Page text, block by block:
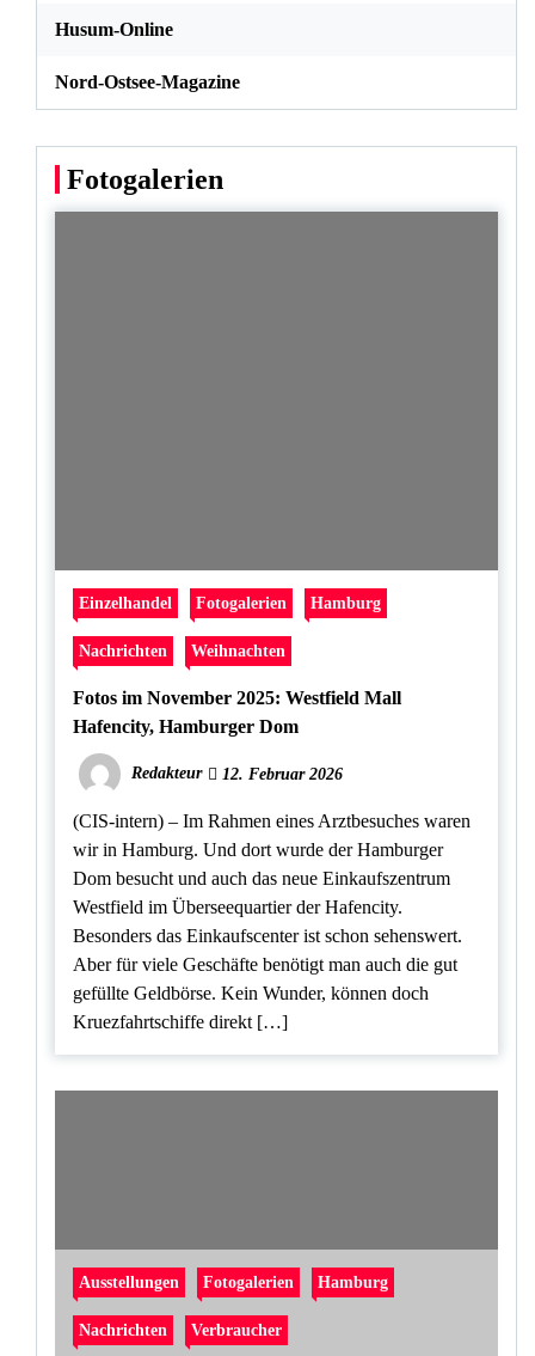
Husum-Online
Nord-Ostsee-Magazine
Fotogalerien
Einzelhandel Fotogalerien Hamburg
Nachrichten Weihnachten
Fotos im November 2025: Westfield Mall
Hafencity, Hamburger Dom
Redakteur 12. Februar 2026
(CIS-intern) – Im Rahmen eines Arztbesuches waren
wir in Hamburg. Und dort wurde der Hamburger
Dom besucht und auch das neue Einkaufszentrum
Westfield im Überseequartier der Hafencity.
Besonders das Einkaufscenter ist schon sehenswert.
Aber für viele Geschäfte benötigt man auch die gut
gefüllte Geldbörse. Kein Wunder, können doch
Kruezfahrtschiffe direkt […]
Ausstellungen Fotogalerien Hamburg
Nachrichten Verbraucher